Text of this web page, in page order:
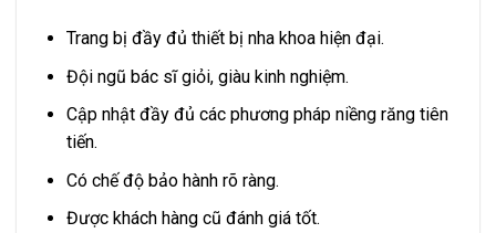
Trang bị đầy đủ thiết bị nha khoa hiện đại.
Đội ngũ bác sĩ giỏi, giàu kinh nghiệm.
Cập nhật đầy đủ các phương pháp niềng răng tiên
tiến.
Có chế độ bảo hành rõ ràng.
Được khách hàng cũ đánh giá tốt.